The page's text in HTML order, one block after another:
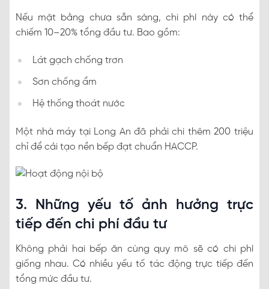
Nếu mặt bằng chưa sẵn sàng, chi phí này có thể
chiếm 10–20% tổng đầu tư. Bao gồm:
Lát gạch chống trơn
Sơn chống ẩm
Hệ thống thoát nước
Một nhà máy tại Long An đã phải chi thêm 200 triệu
chỉ để cải tạo nền bếp đạt chuẩn HACCP.
3. Những yếu tố ảnh hưởng trực
tiếp đến chi phí đầu tư
Không phải hai bếp ăn cùng quy mô sẽ có chi phí
giống nhau. Có nhiều yếu tố tác động trực tiếp đến
tổng mức đầu tư.